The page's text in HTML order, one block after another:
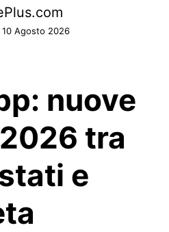
Agosto 2026
nuove
tra
e